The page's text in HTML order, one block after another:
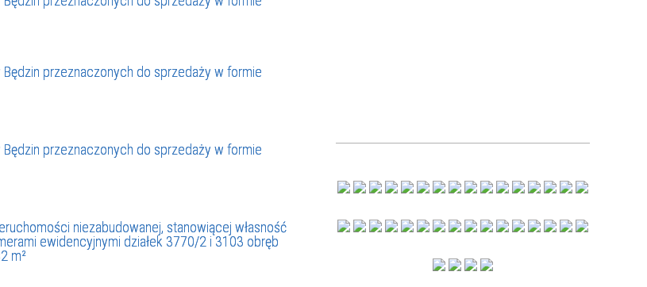
przeznaczonych do sprzedaży w formie
przeznaczonych do sprzedaży w formie
niezabudowanej, stanowiącej własność
ewidencyjnymi działek 3770/2 i 3103 obręb
m²